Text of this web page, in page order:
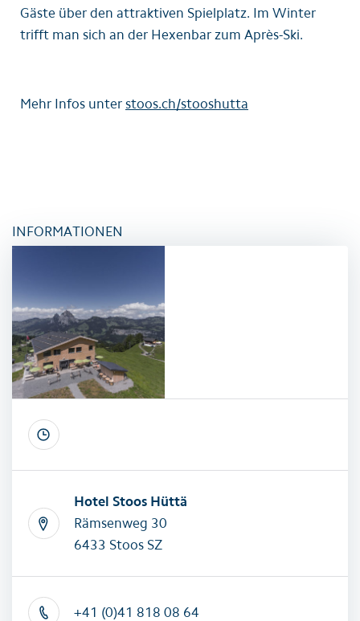
Gäste über den attraktiven Spielplatz. Im Winter
trifft man sich an der Hexenbar zum Après-Ski.
Mehr Infos unter stoos.ch/stooshutta
INFORMATIONEN
Hotel Stoos Hüttä
Rämsenweg 30
6433 Stoos SZ
+41 (0)41 818 08 64